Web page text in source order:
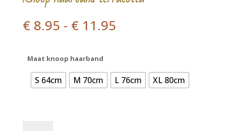
€8.95 - €11.95Prijsklasse:
Maat knoop haarband
S 64cm M 70cm L 76cm XL 80cm